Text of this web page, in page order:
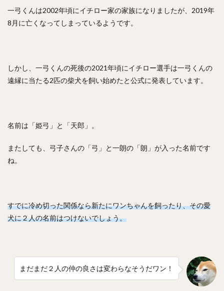
一弓くんは2002年頃にイチロー家の家族になりましたが、2019年
8月に亡くなってしまっているようです。
しかし、一弓くんの死後の2021年頃にイチロー選手は一弓くんの
遠縁に当たる2匹の柴犬を飼い始めたと公式に発表しています。
名前は「姫弓」と「天郎」。
またしても、弓子さんの「弓」と一朗の「朗」が入った名前です
ね。
すでに冷め切った関係なら新たにワンちゃんを飼ったり、その愛
犬に２人の名前はつけないでしょう。
まだまだ２人の仲の良さは変わらなそうだワン！